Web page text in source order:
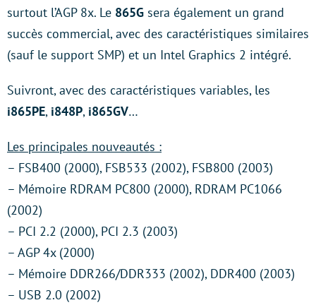
surtout l’AGP 8x. Le 865G sera également un grand
succès commercial, avec des caractéristiques similaires
(sauf le support SMP) et un Intel Graphics 2 intégré.
Suivront, avec des caractéristiques variables, les
i865PE, i848P, i865GV…
Les principales nouveautés :
– FSB400 (2000), FSB533 (2002), FSB800 (2003)
– Mémoire RDRAM PC800 (2000), RDRAM PC1066
(2002)
– PCI 2.2 (2000), PCI 2.3 (2003)
– AGP 4x (2000)
– Mémoire DDR266/DDR333 (2002), DDR400 (2003)
– USB 2.0 (2002)